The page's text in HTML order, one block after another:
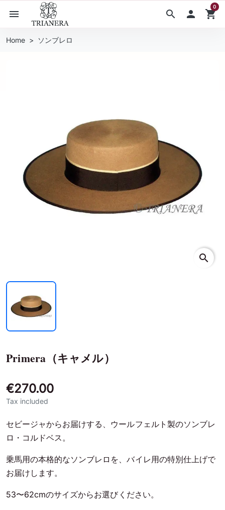
search
menu  shopping_cart
0
Home ソンブレロ
search
Primera（キャメル）
€270.00
Tax included
セビージャからお届けする、ウールフェルト製のソンブレ
ロ・コルドベス。
乗馬用の本格的なソンブレロを、バイレ用の特別仕上げで
お届けします。
53〜62cmのサイズからお選びください。